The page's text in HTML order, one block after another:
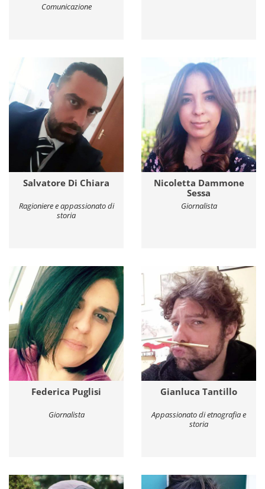
Comunicazione
Salvatore Di Chiara
Ragioniere e appassionato di
storia
Nicoletta Dammone
Sessa
Giornalista
Federica Puglisi
Giornalista
Gianluca Tantillo
Appassionato di etnografia e
storia